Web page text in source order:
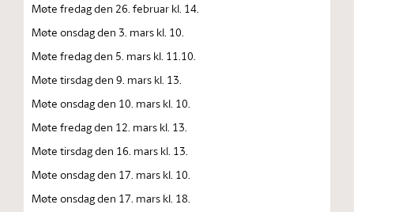
Møte fredag den 26. februar kl. 14.
Møte onsdag den 3. mars kl. 10.
Møte fredag den 5. mars kl. 11.10.
Møte tirsdag den 9. mars kl. 13.
Møte onsdag den 10. mars kl. 10.
Møte fredag den 12. mars kl. 13.
Møte tirsdag den 16. mars kl. 13.
Møte onsdag den 17. mars kl. 10.
Møte onsdag den 17. mars kl. 18.